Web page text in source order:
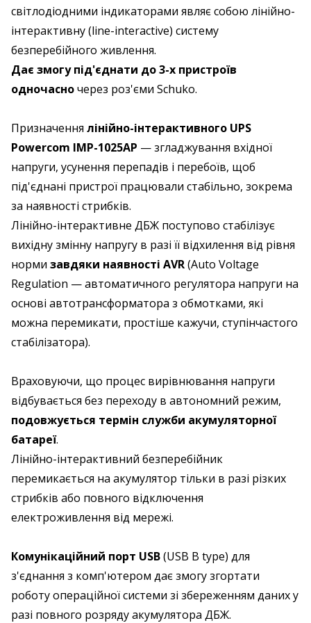
світлодіодними індикаторами являє собою лінійно-
інтерактивну (line-interactive) систему
безперебійного живлення.
Дає змогу під'єднати до 3-х пристроїв
одночасночерез роз'єми Schuko.
Призначення лінійно-інтерактивного UPS
Powercom IMP-1025AP — згладжування вхідної
напруги, усунення перепадів і перебоїв, щоб
під'єднані пристрої працювали стабільно, зокрема
за наявності стрибків.
Лінійно-інтерактивне ДБЖ поступово стабілізує
вихідну змінну напругу в разі її відхилення від рівня
норми завдяки наявності AVR(Auto Voltage
Regulation — автоматичного регулятора напруги на
основі автотрансформатора з обмотками, які
можна перемикати, простіше кажучи, ступінчастого
стабілізатора).
Враховуючи, що процес вирівнювання напруги
відбувається без переходу в автономний режим,
подовжується термін служби акумуляторної
батареї.
Лінійно-інтерактивний безперебійник
перемикається на акумулятор тільки в разі різких
стрибків або повного відключення
електроживлення від мережі.
Комунікаційний порт USB(USB B type) для
з'єднання з комп'ютером дає змогу згортати
роботу операційної системи зі збереженням даних у
разі повного розряду акумулятора ДБЖ.